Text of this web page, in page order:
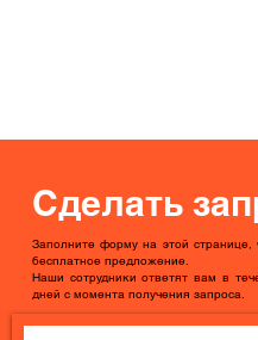
Сделать
Заполните форму на этой странице,
бесплатное предложение.
Наши сотрудники ответят вам в
дней с момента получения запроса.